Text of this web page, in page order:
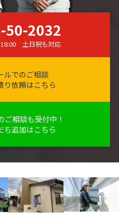
50-2032
18:00 土日祝も対応
ルでのご相談
り依頼はこちら
ご相談も受付中！
ち追加はこちら